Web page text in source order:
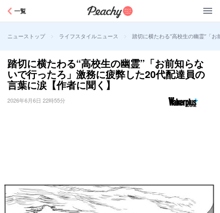
一覧
ニューストップ > ライフスタイルニュース > 踏切に横たわる“高校生の幽霊”「
踏切に横たわる“高校生の幽霊”「お前知らな
いで行ったろ」激務に疲弊した20代配達員の
言葉に涙【作者に聞く】
2026年6月6日 22時55分